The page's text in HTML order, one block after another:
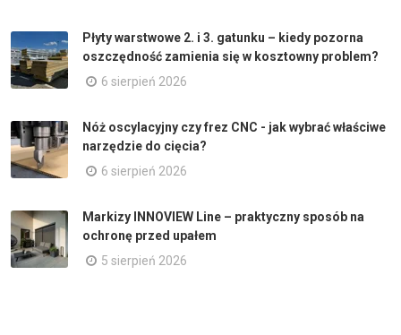
Płyty warstwowe 2. i 3. gatunku – kiedy pozorna
oszczędność zamienia się w kosztowny problem?
6 sierpień 2026
Nóż oscylacyjny czy frez CNC - jak wybrać właściwe
narzędzie do cięcia?
6 sierpień 2026
Markizy INNOVIEW Line – praktyczny sposób na
ochronę przed upałem
5 sierpień 2026